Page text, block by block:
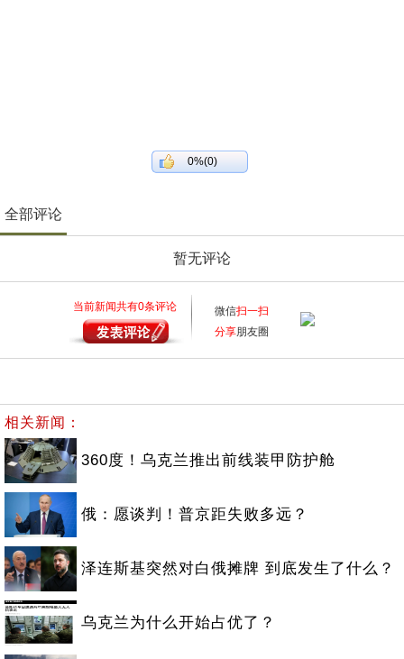
0%(0)
全部评论
暂无评论
当前新闻共有0条评论 微信扫一扫
分享朋友圈
相关新闻：
360度！乌克兰推出前线装甲防护舱
俄：愿谈判！普京距失败多远？
泽连斯基突然对白俄摊牌 到底发生了什么？
乌克兰为什么开始占优了？